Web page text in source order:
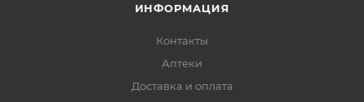
ИНФОРМАЦИЯ
Контакты
Аптеки
Доставка и оплата